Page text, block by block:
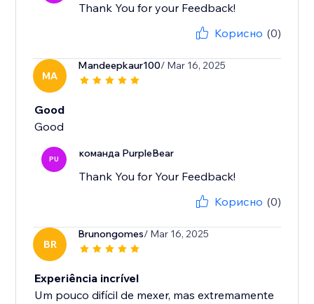
Thank You for your Feedback!
Корисно (0)
MA
Mandeepkaur100/ Mar 16, 2025
Good
Good
PU команда PurpleBear
Thank You for Your Feedback!
Корисно (0)
BR
Brunongomes/ Mar 16, 2025
Experiência incrível
Um pouco difícil de mexer, mas extremamente